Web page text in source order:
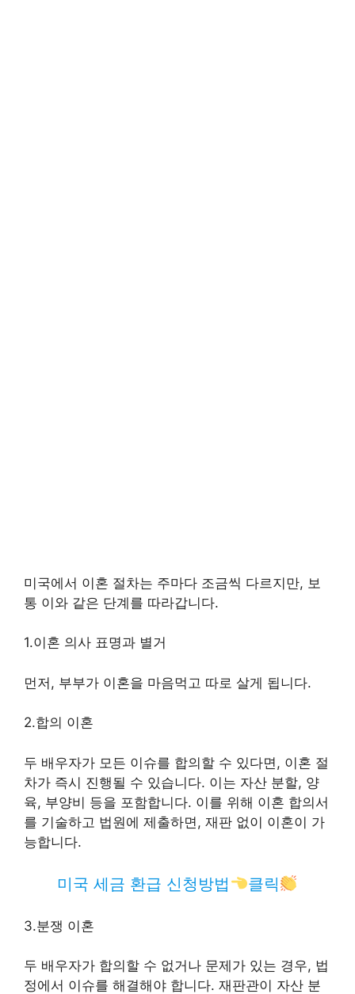
미국에서 이혼 절차는 주마다 조금씩 다르지만, 보
통 이와 같은 단계를 따라갑니다.
1.이혼 의사 표명과 별거
먼저, 부부가 이혼을 마음먹고 따로 살게 됩니다.
2.합의 이혼
두 배우자가 모든 이슈를 합의할 수 있다면, 이혼 절
차가 즉시 진행될 수 있습니다. 이는 자산 분할, 양
육, 부양비 등을 포함합니다. 이를 위해 이혼 합의서
를 기술하고 법원에 제출하면, 재판 없이 이혼이 가
능합니다.
미국 세금 환급 신청방법 클릭
3.분쟁 이혼
두 배우자가 합의할 수 없거나 문제가 있는 경우, 법
정에서 이슈를 해결해야 합니다. 재판관이 자산 분